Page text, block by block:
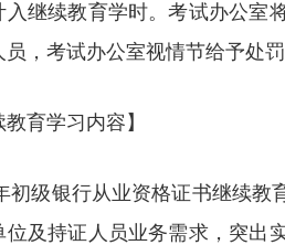
入继续教育学时。考试办公室
员，考试办公室视情节给予处罚
教育学习内容】
初级银行从业资格证书继续教
位及持证人员业务需求，突出